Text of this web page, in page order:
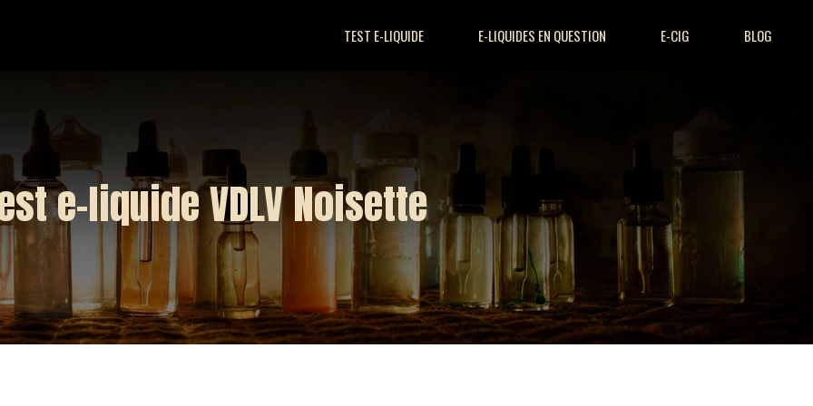
TEST E-LIQUIDE E-LIQUIDES EN QUESTION E-CIG BLOG
e-liquide VDLV Noisette